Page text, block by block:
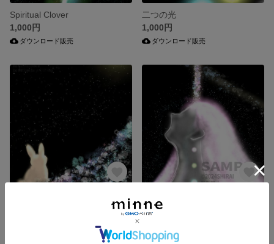
Spiritual Clover
1,000円
ダウンロード販売
二つの光
1,000円
ダウンロード販売
1,000円